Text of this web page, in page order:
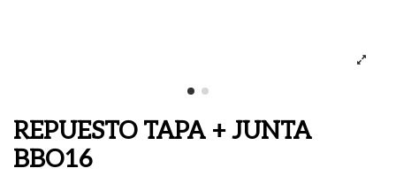
REPUESTO TAPA + JUNTA
BBO16